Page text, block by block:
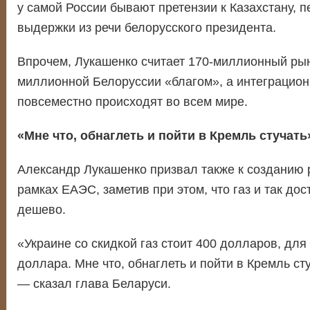
у самой России бывают претензии к Казахстану,
выдержки из речи белорусского президента.
Впрочем, Лукашенко считает 170-миллионный
миллионной Белоруссии «благом», а
повсеместно происходят во всем мире.
«Мне что, обнаглеть и пойти в Кремль
Александр Лукашенко призвал также к созданию
рамках ЕАЭС, заметив при этом, что газ и так
дешево.
«Украине со скидкой газ стоит 400 долларов,
доллара. Мне что, обнаглеть и пойти в Кремль
— сказал глава Беларуси.